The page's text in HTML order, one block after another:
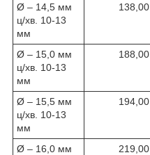
Ø – 14,5 мм
ц/хв. 10-13
мм
138,00
Ø – 15,0 мм
ц/хв. 10-13
мм
188,00
Ø – 15,5 мм
ц/хв. 10-13
мм
194,00
Ø – 16,0 мм
219,00